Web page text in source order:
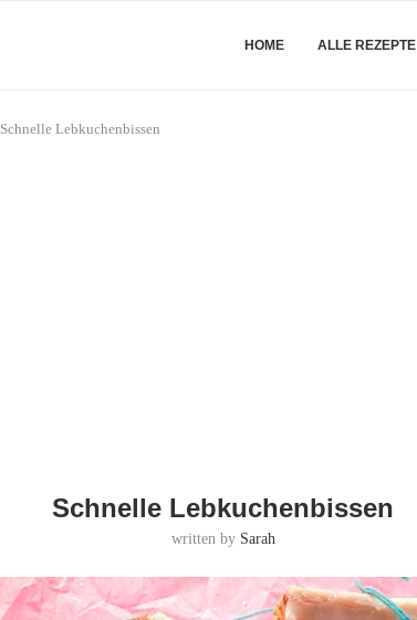
HOME ALLE REZEPTE
Schnelle Lebkuchenbissen
Schnelle Lebkuchenbissen
written by Sarah